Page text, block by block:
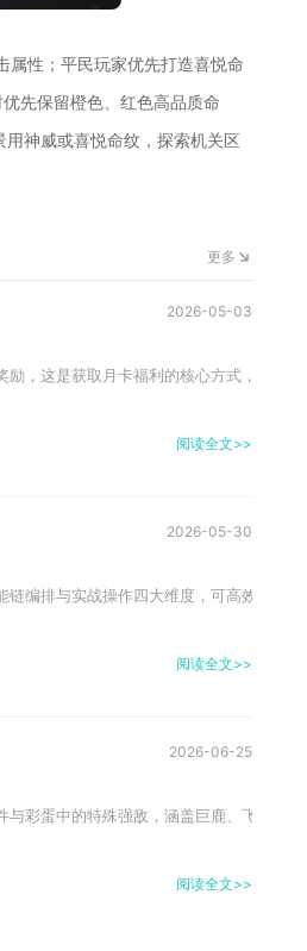
属性；平民玩家优先打造喜悦命
先保留橙色、红色高品质命
神威或喜悦命纹，探索机关区
更多
2026-05-03
，这是获取月卡福利的核心方式，未购
阅读全文>>
2026-05-30
编排与实战操作四大维度，可高效提升
阅读全文>>
2026-06-25
彩蛋中的特殊强敌，涵盖巨鹿、飞翔
阅读全文>>